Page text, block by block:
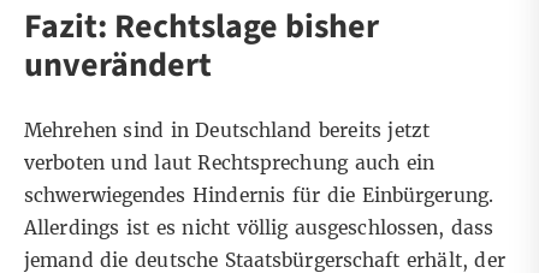
Fazit: Rechtslage bisher
unverändert
Mehrehen sind in Deutschland bereits jetzt
verboten und laut Rechtsprechung auch ein
schwerwiegendes Hindernis für die Einbürgerung.
Allerdings ist es nicht völlig ausgeschlossen, dass
jemand die deutsche Staatsbürgerschaft erhält, der